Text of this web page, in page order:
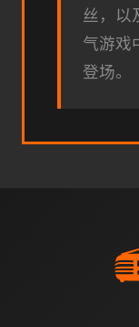
丝，以
气游戏
登场。